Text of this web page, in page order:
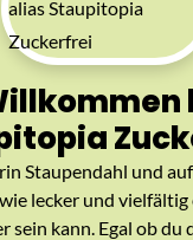
Staupendahl und
lecker und
sein kann. Egal ob du